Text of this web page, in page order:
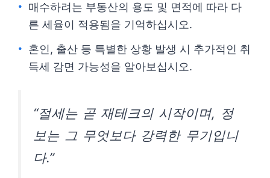
매수하려는 부동산의 용도 및 면적에 따라 다
른 세율이 적용됨을 기억하십시오.
혼인, 출산 등 특별한 상황 발생 시 추가적인 취
득세 감면 가능성을 알아보십시오.
“절세는 곧 재테크의 시작이며, 정
보는 그 무엇보다 강력한 무기입니
다.”